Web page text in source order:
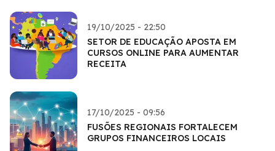
19/10/2025 - 22:50
SETOR DE EDUCAÇÃO APOSTA EM
CURSOS ONLINE PARA AUMENTAR
RECEITA
17/10/2025 - 09:56
FUSÕES REGIONAIS FORTALECEM
GRUPOS FINANCEIROS LOCAIS